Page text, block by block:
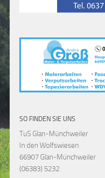
SO FINDEN SIE UNS
TuS Glan-Münchweiler
In den Wolfswiesen
66907 Glan-Münchweiler
(06383) 5232